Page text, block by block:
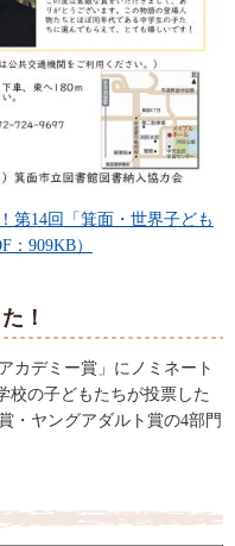
第14回「箕面・世界子ども
909KB）
！
カデミー賞」にノミネート
校の子どもたちが投票した
・ヤングアダルト賞の4部門